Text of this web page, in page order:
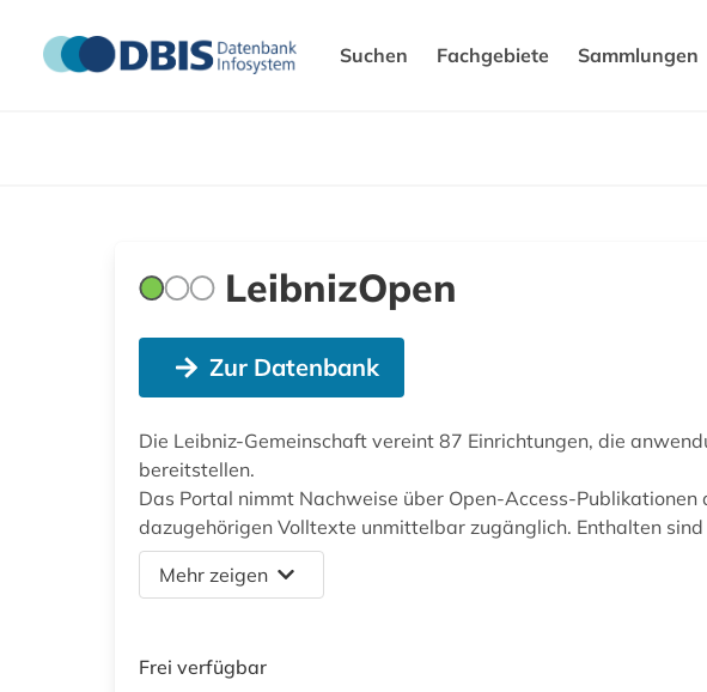
Suchen Fachgebiete Sammlungen
LeibnizOpen
Zur Datenbank
Die Leibniz-Gemeinschaft vereint 87 Einrichtungen, die
bereitstellen.
Das Portal nimmt Nachweise über Open-Access-
dazugehörigen Volltexte unmittelbar zugänglich. Enthalten sind
Mehr zeigen
Frei verfügbar